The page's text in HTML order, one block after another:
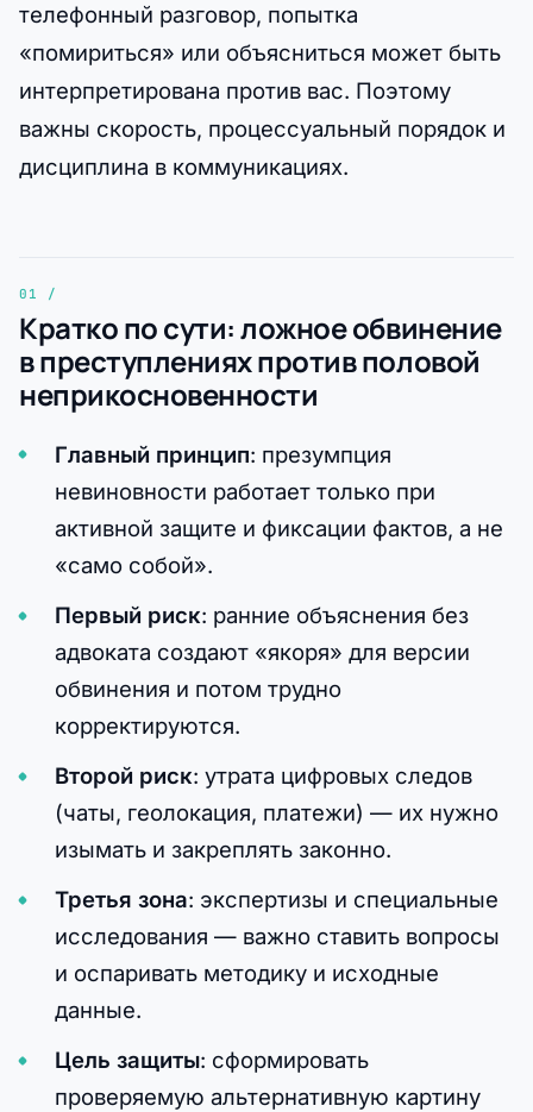
телефонный разговор, попытка
«помириться» или объясниться может быть
интерпретирована против вас. Поэтому
важны скорость, процессуальный порядок и
дисциплина в коммуникациях.
Кратко по сути: ложное обвинение
в преступлениях против половой
неприкосновенности
Главный принцип: презумпция
невиновности работает только при
активной защите и фиксации фактов, а не
«само собой».
Первый риск: ранние объяснения без
адвоката создают «якоря» для версии
обвинения и потом трудно
корректируются.
Второй риск: утрата цифровых следов
(чаты, геолокация, платежи) — их нужно
изымать и закреплять законно.
Третья зона: экспертизы и специальные
исследования — важно ставить вопросы
и оспаривать методику и исходные
данные.
Цель защиты: сформировать
проверяемую альтернативную картину